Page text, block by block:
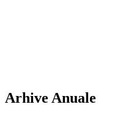
Arhive Anuale